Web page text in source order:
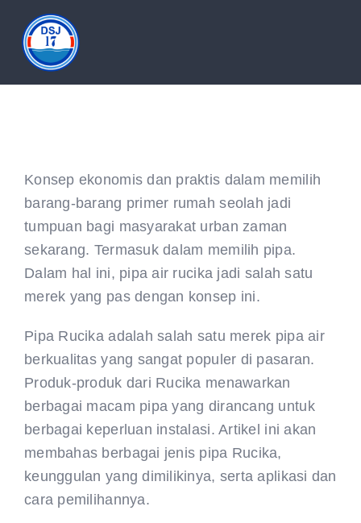
content
PRODUCT
DOCUMENTATION
CONTACT US
Konsep ekonomis dan praktis dalam memilih
barang-barang primer rumah seolah jadi
tumpuan bagi masyarakat urban zaman
sekarang. Termasuk dalam memilih pipa.
Dalam hal ini, pipa air rucika jadi salah satu
merek yang pas dengan konsep ini.
Pipa Rucika adalah salah satu merek pipa air
berkualitas yang sangat populer di pasaran.
Produk-produk dari Rucika menawarkan
berbagai macam pipa yang dirancang untuk
berbagai keperluan instalasi. Artikel ini akan
membahas berbagai jenis pipa Rucika,
keunggulan yang dimilikinya, serta aplikasi dan
cara pemilihannya.